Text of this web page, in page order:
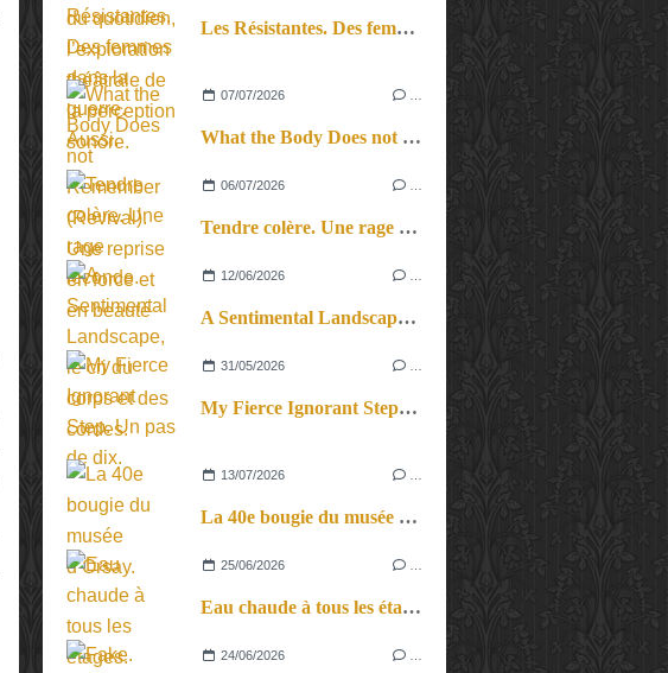
Les Résistantes. Des femmes dans la guerre. Aussi.
07/07/2026
What the Body Does not Remember (Revival). Une reprise en force et en beauté
06/07/2026
Tendre colère. Une rage féconde.
12/06/2026
A Sentimental Landscape, le cri du corps et des cordes.
31/05/2026
My Fierce Ignorant Step. Un pas de dix.
13/07/2026
La 40e bougie du musée d’Orsay.
25/06/2026
Eau chaude à tous les étages. L’une chante, les autres aussi.
24/06/2026